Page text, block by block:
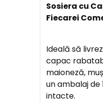
Sosiera cu
Fiecarei
Ideală să
capac
maioneză,
un ambalaj
intacte.